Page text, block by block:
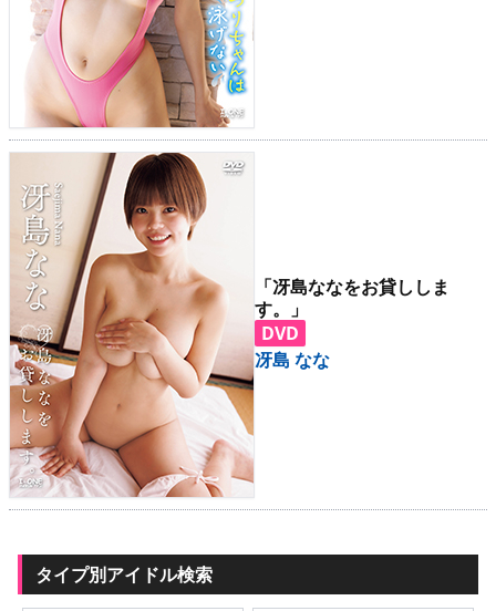
「冴島ななをお貸ししま
す。」
DVD
冴島 なな
タイプ別アイドル検索